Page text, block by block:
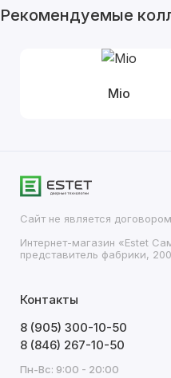
Рекомендуемые
Mio
Сайт не является
Интернет-магазин «Estet
представитель фабрики,
Контакты
8 (905) 300-10-50
8 (846) 267-10-50
Пн-Вс: 9:00 - 20:00